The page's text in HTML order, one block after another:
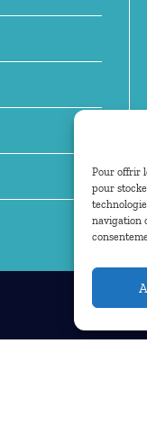
Pour offrir
pour
navigation